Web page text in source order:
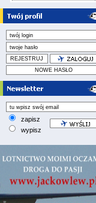
zapisz
wypisz